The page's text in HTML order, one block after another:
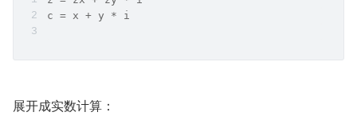
c = x + y * i
展开成实数计算：